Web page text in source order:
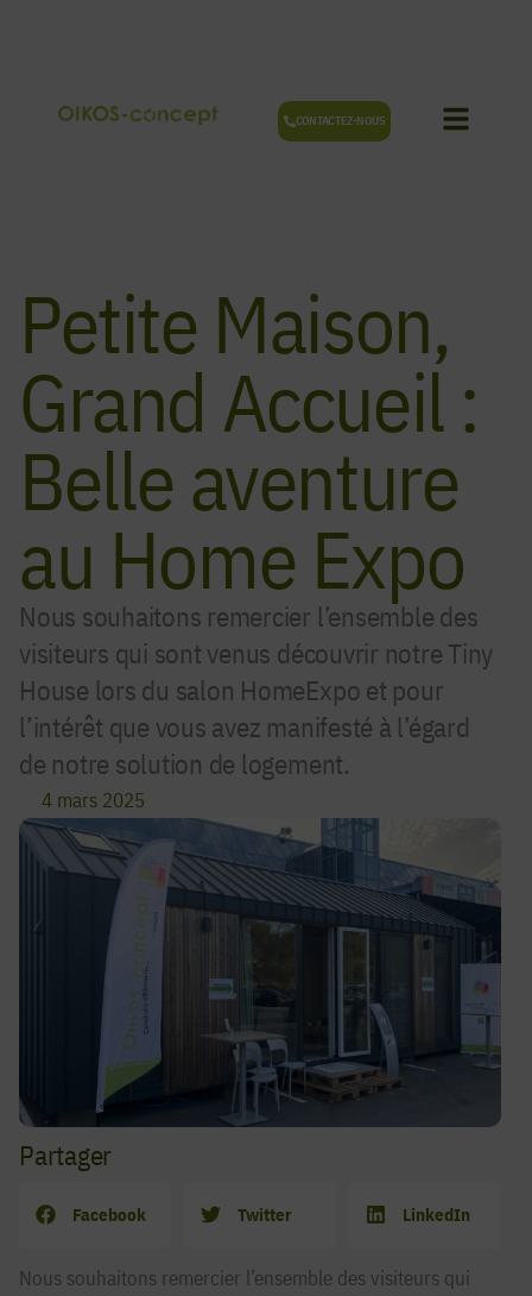
CONTACTEZ-NOUS
Petite Maison,
Grand Accueil :
Belle aventure
au Home Expo
Nous souhaitons remercier l’ensemble des
visiteurs qui sont venus découvrir notre Tiny
House lors du salon HomeExpo et pour
l’intérêt que vous avez manifesté à l’égard
de notre solution de logement.
4 mars 2025
Partager
Facebook Twitter LinkedIn
Nous souhaitons remercier l’ensemble des visiteurs qui